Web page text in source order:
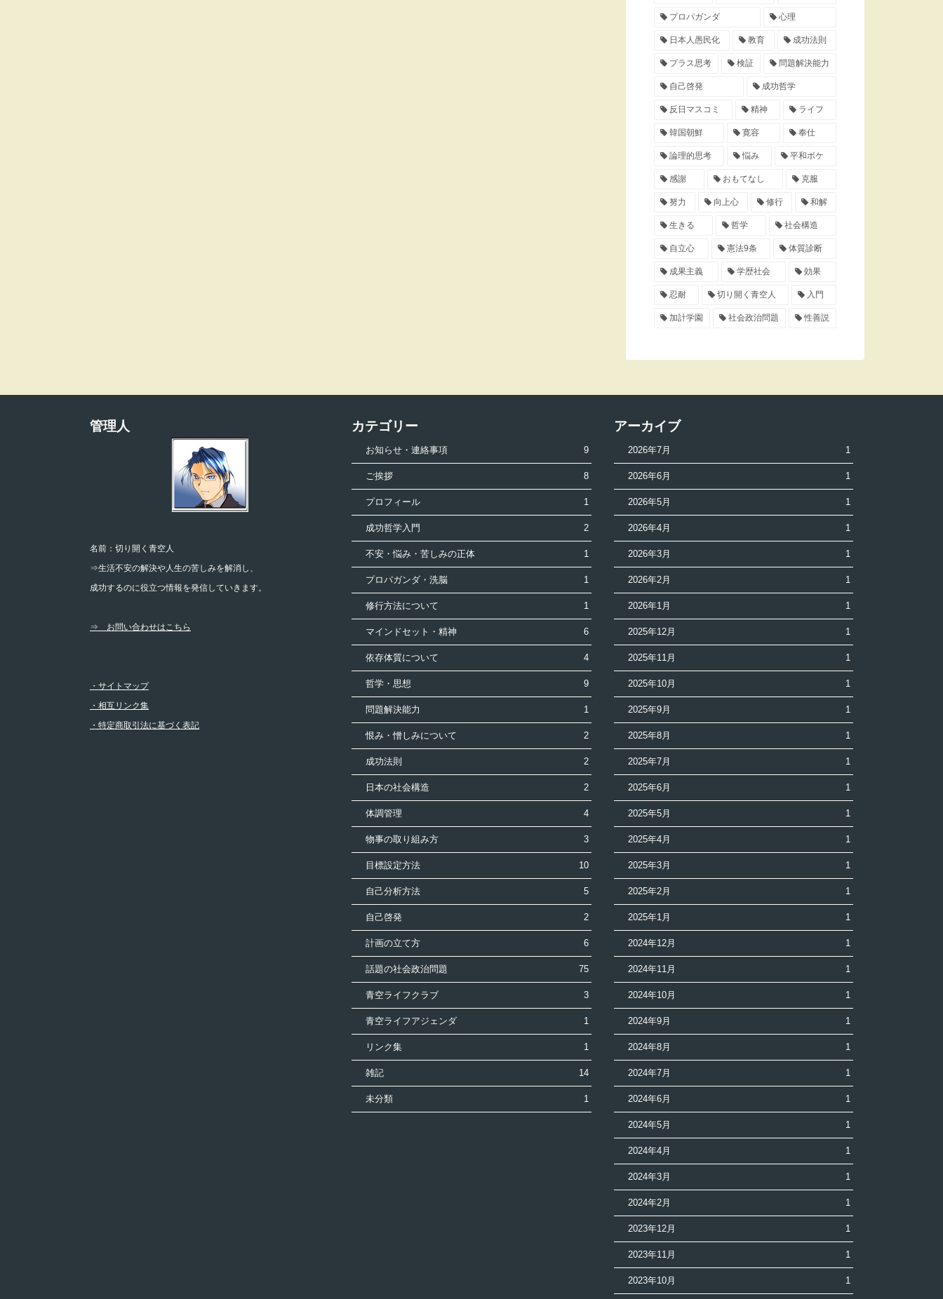
プロパガンダ 心理
日本人愚民化 教育 成功法則
プラス思考 検証 問題解決能力
自己啓発 成功哲学
反日マスコミ 精神 ライフ
韓国朝鮮 寛容 奉仕
論理的思考 悩み 平和ボケ
感謝 おもてなし 克服
努力 向上心 修行 和解
生きる 哲学 社会構造
自立心 憲法9条 体質診断
成果主義 学歴社会 効果
忍耐 切り開く青空人 入門
加計学園 社会政治問題 性善説
管理人
名前：切り開く青空人
⇒生活不安の解決や人生の苦しみを解消し、
成功するのに役立つ情報を発信していきます。
⇒ お問い合わせはこちら
・サイトマップ
・相互リンク集
・特定商取引法に基づく表記
カテゴリー
お知らせ・連絡事項 9
ご挨拶 8
プロフィール 1
成功哲学入門 2
不安・悩み・苦しみの正体 1
プロパガンダ・洗脳 1
修行方法について 1
マインドセット・精神 6
依存体質について 4
哲学・思想 9
問題解決能力 1
恨み・憎しみについて 2
成功法則 2
日本の社会構造 2
体調管理 4
物事の取り組み方 3
目標設定方法 10
自己分析方法 5
自己啓発 2
計画の立て方 6
話題の社会政治問題 75
青空ライフクラブ 3
青空ライフアジェンダ 1
リンク集 1
雑記 14
未分類 1
アーカイブ
2026年7月 1
2026年6月 1
2026年5月 1
2026年4月 1
2026年3月 1
2026年2月 1
2026年1月 1
2025年12月 1
2025年11月 1
2025年10月 1
2025年9月 1
2025年8月 1
2025年7月 1
2025年6月 1
2025年5月 1
2025年4月 1
2025年3月 1
2025年2月 1
2025年1月 1
2024年12月 1
2024年11月 1
2024年10月 1
2024年9月 1
2024年8月 1
2024年7月 1
2024年6月 1
2024年5月 1
2024年4月 1
2024年3月 1
2024年2月 1
2023年12月 1
2023年11月 1
2023年10月 1